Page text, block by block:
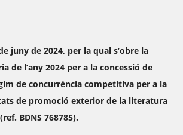
juny de 2024, per la qual s’obre la
de l’any 2024 per a la concessió de
de concurrència competitiva per a la
de promoció exterior de la literatura
BDNS 768785).